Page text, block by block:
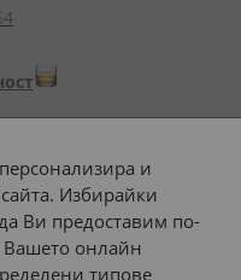
и
Избирайки
Ви предоставим по-
онлайн
типове